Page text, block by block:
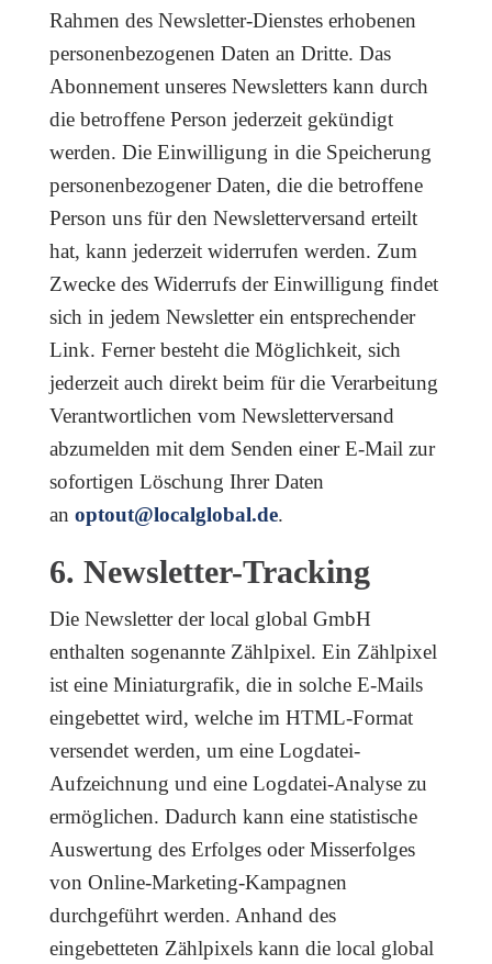
Rahmen des Newsletter-Dienstes erhobenen
personenbezogenen Daten an Dritte. Das
Abonnement unseres Newsletters kann durch
die betroffene Person jederzeit gekündigt
werden. Die Einwilligung in die Speicherung
personenbezogener Daten, die die betroffene
Person uns für den Newsletterversand erteilt
hat, kann jederzeit widerrufen werden. Zum
Zwecke des Widerrufs der Einwilligung findet
sich in jedem Newsletter ein entsprechender
Link. Ferner besteht die Möglichkeit, sich
jederzeit auch direkt beim für die Verarbeitung
Verantwortlichen vom Newsletterversand
abzumelden mit dem Senden einer E-Mail zur
sofortigen Löschung Ihrer Daten
an optout@localglobal.de.
6. Newsletter-Tracking
Die Newsletter der local global GmbH
enthalten sogenannte Zählpixel. Ein Zählpixel
ist eine Miniaturgrafik, die in solche E-Mails
eingebettet wird, welche im HTML-Format
versendet werden, um eine Logdatei-
Aufzeichnung und eine Logdatei-Analyse zu
ermöglichen. Dadurch kann eine statistische
Auswertung des Erfolges oder Misserfolges
von Online-Marketing-Kampagnen
durchgeführt werden. Anhand des
eingebetteten Zählpixels kann die local global